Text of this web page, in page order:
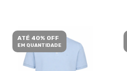
ATÉ 40% OFF
EM QUANTIDADE